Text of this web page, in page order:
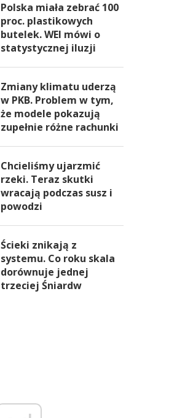
Polska miała zebrać 100
proc. plastikowych
butelek. WEI mówi o
statystycznej iluzji
Zmiany klimatu uderzą
w PKB. Problem w tym,
że modele pokazują
zupełnie różne rachunki
Chcieliśmy ujarzmić
rzeki. Teraz skutki
wracają podczas susz i
powodzi
Ścieki znikają z
systemu. Co roku skala
dorównuje jednej
trzeciej Śniardw